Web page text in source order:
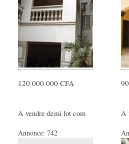
120 000 000 CFA
A vendre demi lot com
Annonce: 742
A